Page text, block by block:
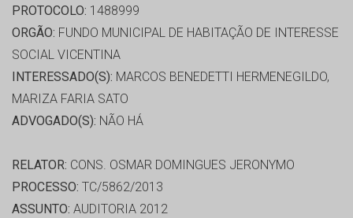
PROTOCOLO: 1488999
ORGÃO: FUNDO MUNICIPAL DE HABITAÇÃO DE INTERESSE
SOCIAL VICENTINA
INTERESSADO(S): MARCOS BENEDETTI HERMENEGILDO,
MARIZA FARIA SATO
ADVOGADO(S): NÃO HÁ
RELATOR: CONS. OSMAR DOMINGUES JERONYMO
PROCESSO: TC/5862/2013
ASSUNTO: AUDITORIA 2012